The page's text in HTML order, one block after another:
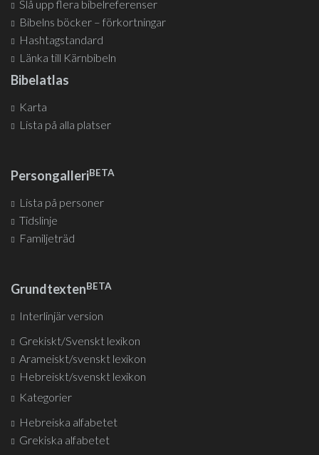
Slå upp flera bibelreferenser
Bibelns böcker – förkortningar
Hashtagstandard
Länka till Kärnbibeln
Bibelatlas
Karta
Lista på alla platser
PersongalleriBETA
Lista på personer
Tidslinje
Familjeträd
GrundtextenBETA
Interlinjär version
Grekiskt/Svenskt lexikon
Arameiskt/svenskt lexikon
Hebreiskt/svenskt lexikon
Kategorier
Hebreiska alfabetet
Grekiska alfabetet